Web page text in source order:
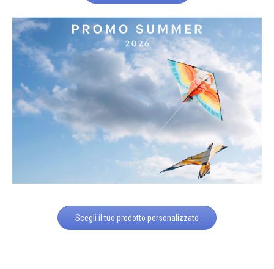
Scegli il tuo prodotto personalizzato